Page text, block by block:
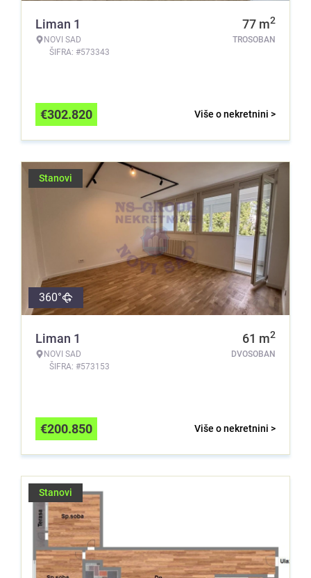
Liman 1
NOVI SAD
ŠIFRA: #573343
77 m2
TROSOBAN
Više o nekretnini >
€302.820
Stanovi
360°
Liman 1
NOVI SAD
ŠIFRA: #573153
61 m2
DVOSOBAN
Više o nekretnini >
€200.850
Stanovi